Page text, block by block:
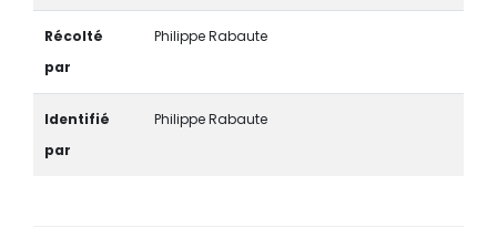
Récolté
par
Philippe Rabaute
Identifié
par
Philippe Rabaute